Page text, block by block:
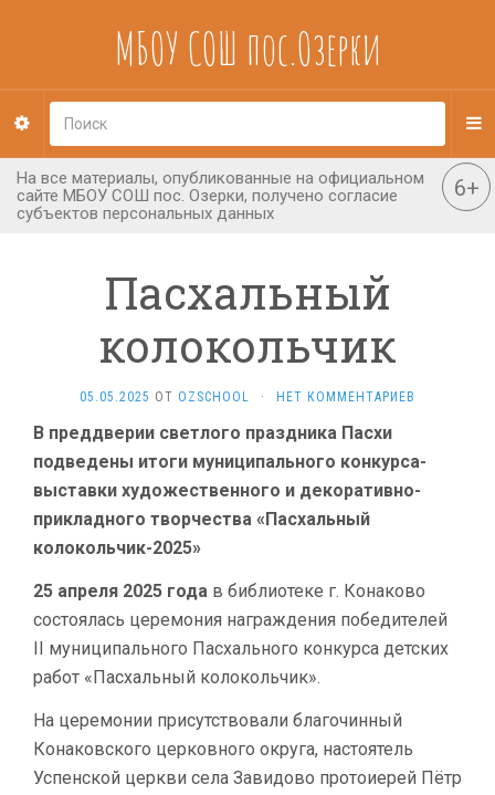
МБОУ СОШ пос.Озерки
Пасхальный
колокольчик
05.05.2025 ОТ OZSCHOOL · НЕТ КОММЕНТАРИЕВ
В преддверии светлого праздника Пасхи
подведены итоги муниципального конкурса-
выставки художественного и декоративно-
прикладного творчества «Пасхальный
колокольчик-2025»
25 апреля 2025 года в библиотеке г. Конаково
состоялась церемония награждения победителей
II муниципального Пасхального конкурса детских
работ «Пасхальный колокольчик».
На церемонии присутствовали благочинный
Конаковского церковного округа, настоятель
Успенской церкви села Завидово протоиерей Пётр